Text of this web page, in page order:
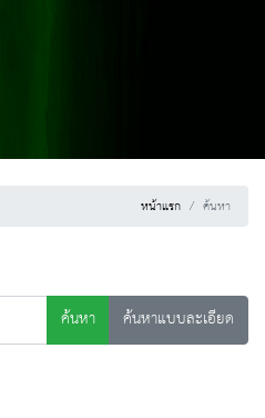
หน้าแรก ค้นหา
ค้นหา
ค้นหาแบบละเอียด